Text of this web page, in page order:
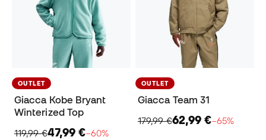
OUTLET
Giacca Kobe Bryant
Winterized Top
119,99 €47,99 €−60%
OUTLET
Giacca Team 31
179,99 €62,99 €−65%